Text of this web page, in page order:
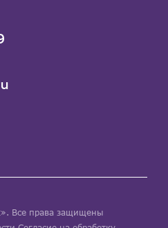
Все права защищены